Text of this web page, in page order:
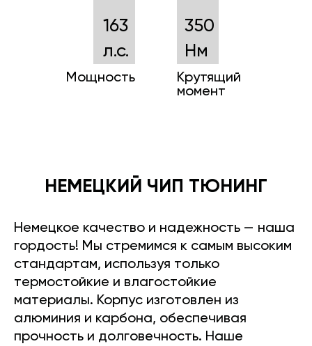
163
л.с.
Мощность
350
Нм
Крутящий
момент
НЕМЕЦКИЙ ЧИП ТЮНИНГ
Немецкое качество и надежность — наша
гордость! Мы стремимся к самым высоким
стандартам, используя только
термостойкие и влагостойкие
материалы. Корпус изготовлен из
алюминия и карбона, обеспечивая
прочность и долговечность. Наше